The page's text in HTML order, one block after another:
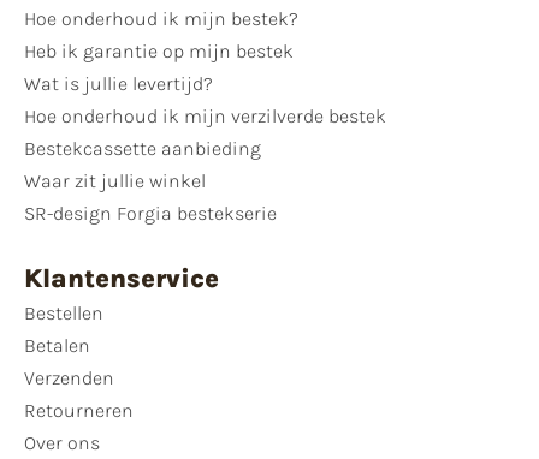
Hoe onderhoud ik mijn bestek?
Heb ik garantie op mijn bestek
Wat is jullie levertijd?
Hoe onderhoud ik mijn verzilverde bestek
Bestekcassette aanbieding
Waar zit jullie winkel
SR-design Forgia bestekserie
Klantenservice
Bestellen
Betalen
Verzenden
Retourneren
Over ons